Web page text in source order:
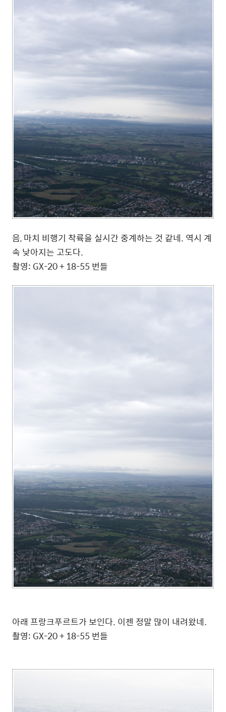
음, 마치 비행기 착륙을 실시간 중계하는 것 같네. 역시 계
속 낮아지는 고도다.
촬영: GX-20 + 18-55 번들
아래 프랑크푸르트가 보인다. 이젠 정말 많이 내려왔네.
촬영: GX-20 + 18-55 번들